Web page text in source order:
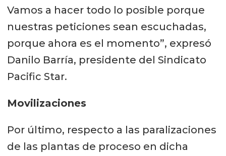
Vamos a hacer todo lo posible porque
nuestras peticiones sean escuchadas,
porque ahora es el momento”, expresó
Danilo Barría, presidente del Sindicato
Pacific Star.
Movilizaciones
Por último, respecto a las paralizaciones
de las plantas de proceso en dicha